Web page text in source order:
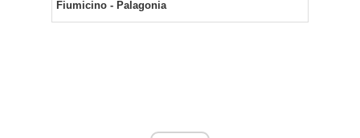
Fiumicino - Palagonia